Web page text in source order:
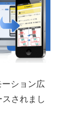
ション広
スされまし